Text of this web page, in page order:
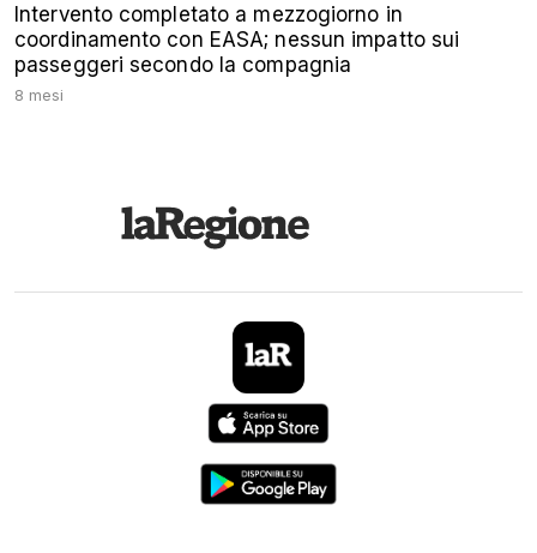
Intervento completato a mezzogiorno in
coordinamento con EASA; nessun impatto sui
passeggeri secondo la compagnia
8 mesi